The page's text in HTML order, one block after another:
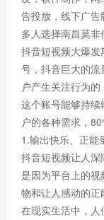
告投放，线下广
多人选择南昌莫非
抖音短视频大爆
号，抖音巨大的
户产生关注行为
这个账号能够持
户的各种需求，
1.输出快乐、正能
抖音短视频让人
是因为平台上的
物和让人感动的正
在现实生活中，